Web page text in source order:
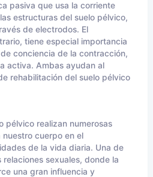
pasiva que usa la corriente
estructuras del suelo pélvico,
de electrodos. El
tiene especial importancia
conciencia de la contracción,
activa. Ambas ayudan al
rehabilitación del suelo pélvico
pélvico realizan numerosas
cuerpo en el
de la vida diaria. Una de
sexuales, donde la
una gran influencia y